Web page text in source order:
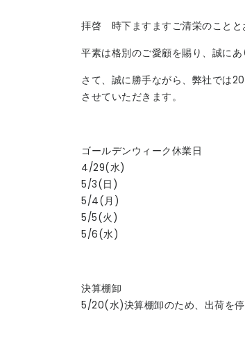
拝啓 時下ますますご清栄のことと
平素は格別のご愛顧を賜り、誠にあ
さて、誠に勝手ながら、弊社では
させていただきます。
ゴールデンウィーク休業日
4/29(水)
5/3(日)
5/4(月)
5/5(火)
5/6(水)
決算棚卸
5/20(水)決算棚卸のため、出荷を停